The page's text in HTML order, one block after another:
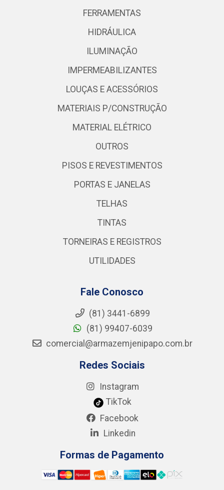
FERRAMENTAS
HIDRÁULICA
ILUMINAÇÃO
IMPERMEABILIZANTES
LOUÇAS E ACESSÓRIOS
MATERIAIS P/CONSTRUÇÃO
MATERIAL ELÉTRICO
OUTROS
PISOS E REVESTIMENTOS
PORTAS E JANELAS
TELHAS
TINTAS
TORNEIRAS E REGISTROS
UTILIDADES
Fale Conosco
(81) 3441-6899
(81) 99407-6039
comercial@armazemjenipapo.com.br
Redes Sociais
Instagram
TikTok
Facebook
Linkedin
Formas de Pagamento